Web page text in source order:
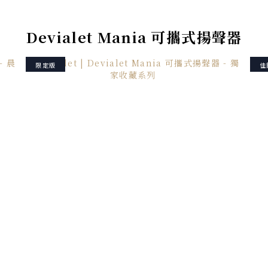
Devialet Mania 可攜式揚聲器
限定版 佳